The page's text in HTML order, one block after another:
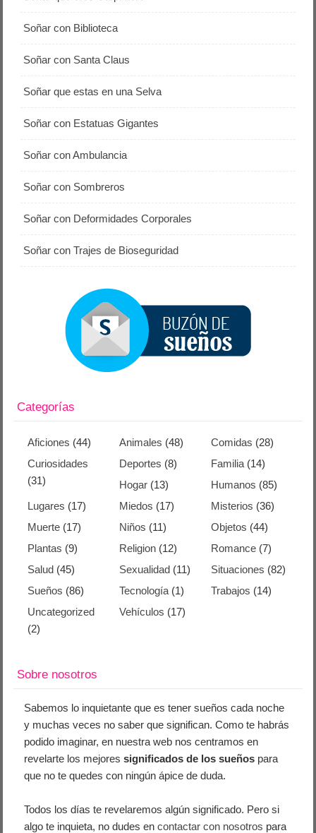
Soñar con Biblioteca
Soñar con Santa Claus
Soñar que estas en una Selva
Soñar con Estatuas Gigantes
Soñar con Ambulancia
Soñar con Sombreros
Soñar con Deformidades Corporales
Soñar con Trajes de Bioseguridad
Categorías
Aficiones (44) Animales (48) Comidas (28)
Curiosidades
(31)
Deportes (8) Familia(14)
Hogar (13) Humanos (85)
Lugares (17) Miedos (17) Misterios (36)
Muerte (17) Niños (11) Objetos (44)
Plantas (9) Religion (12) Romance(7)
Salud (45) Sexualidad (11) Situaciones (82)
Sueños (86) Tecnología (1) Trabajos (14)
Uncategorized
(2)
Vehículos (17)
Sobre nosotros
Sabemos lo inquietante que es tener sueños cada noche
y muchas veces no saber que significan. Como te habrás
podido imaginar, en nuestra web nos centramos en
revelarte los mejoressignificados de los sueños para
que no te quedes con ningún ápice de duda.
Todos los días te revelaremos algún significado. Pero si
algo te inquieta, no dudes encontactar con nosotros para